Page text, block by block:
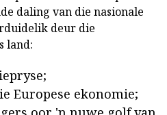
daling van die nasionale
deur die
land:
Europese ekonomie;